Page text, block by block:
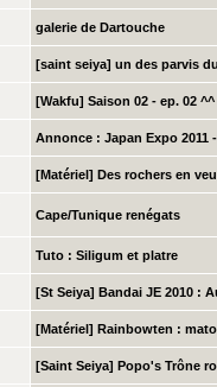
galerie de Dartouche
[saint seiya] un des parvis
[Wakfu] Saison 02 - ep. 02 ^^
Annonce : Japan Expo 2011
[Matériel] Des rochers en
Cape/Tunique renégats
Tuto : Siligum et platre
[St Seiya] Bandai JE 2010 :
[Matériel] Rainbowten :
[Saint Seiya] Popo's Trône